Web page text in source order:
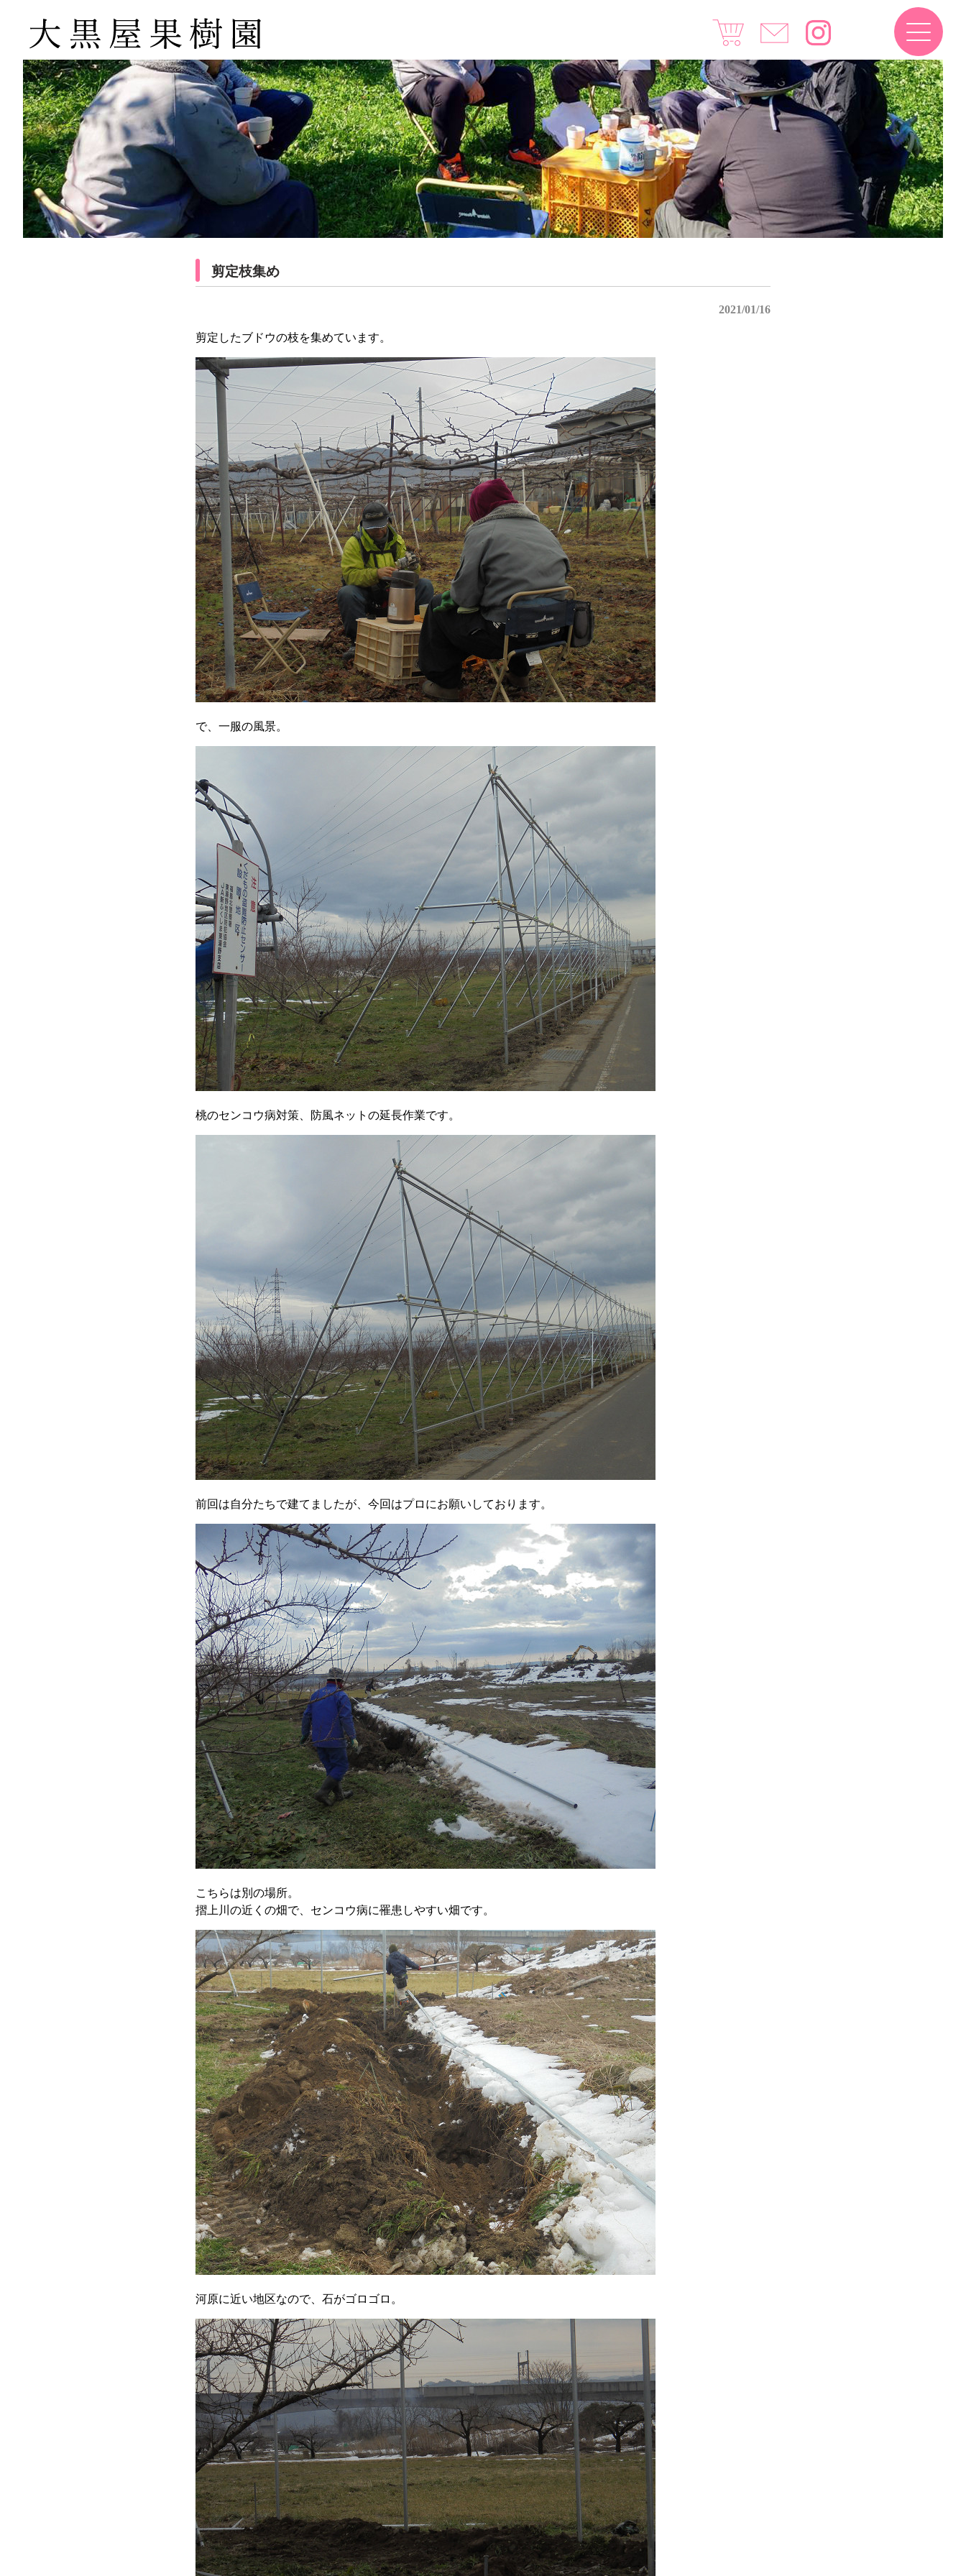
剪定枝集め
2021/01/16
剪定したブドウの枝を集めています。
で、一服の風景。
桃のセンコウ病対策、防風ネットの延長作業です。
前回は自分たちで建てましたが、今回はプロにお願いしております。
こちらは別の場所。
摺上川の近くの畑で、センコウ病に罹患しやすい畑です。
河原に近い地区なので、石がゴロゴロ。